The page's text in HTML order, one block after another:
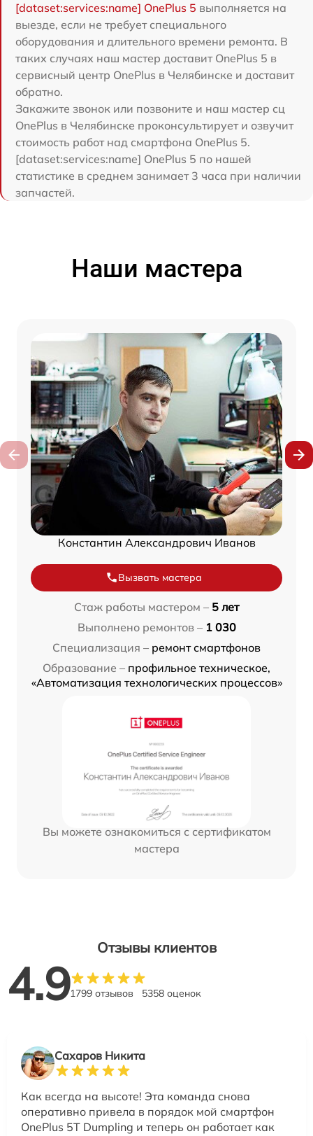
[dataset:services:name] OnePlus 5 выполняется на
выезде, если не требует специального
оборудования и длительного времени ремонта. В
таких случаях наш мастер доставит OnePlus 5 в
сервисный центр OnePlus в Челябинске и доставит
обратно.
Закажите звонок или позвоните и наш мастер сц
OnePlus в Челябинске проконсультирует и озвучит
стоимость работ над смартфона OnePlus 5.
[dataset:services:name] OnePlus 5 по нашей
статистике в среднем занимает 3 часа при наличии
запчастей.
Наши мастера
Константин Александрович Иванов
Вызвать мастера
Стаж работы мастером – 5 лет
Выполнено ремонтов – 1 030
Специализация – ремонт смартфонов
Образование – профильное техническое,
«Автоматизация технологических процессов»
Вы можете ознакомиться с сертификатом
мастера
Отзывы клиентов
4.91799 отзывов 5358 оценок
Сахаров Никита
Как всегда на высоте! Эта команда снова
оперативно привела в порядок мой смартфон
OnePlus 5T Dumpling и теперь он работает как